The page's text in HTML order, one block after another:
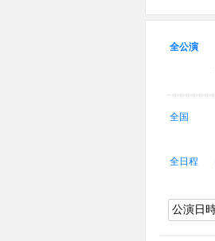
全公演
全国
全日程